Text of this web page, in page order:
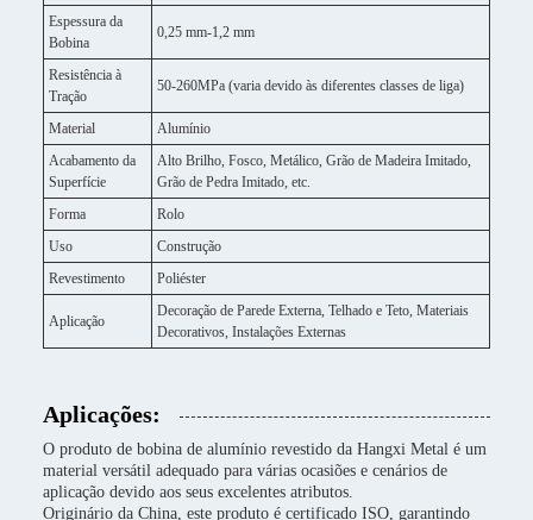
Espessura da
Bobina
0,25 mm-1,2 mm
Resistência à
Tração
50-260MPa (varia devido às diferentes classes de liga)
Material
Alumínio
Acabamento da
Superfície
Alto Brilho, Fosco, Metálico, Grão de Madeira Imitado,
Grão de Pedra Imitado, etc.
Forma
Rolo
Uso
Construção
Revestimento
Poliéster
Aplicação
Decoração de Parede Externa, Telhado e Teto, Materiais
Decorativos, Instalações Externas
Aplicações:
O produto de bobina de alumínio revestido da Hangxi Metal é um
material versátil adequado para várias ocasiões e cenários de
aplicação devido aos seus excelentes atributos.
Originário da China, este produto é certificado ISO, garantindo